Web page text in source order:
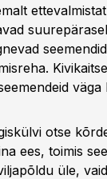
väga
otse
ees, toimis
üle,